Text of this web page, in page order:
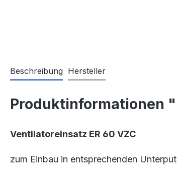
Beschreibung Hersteller
Produktinformationen
Ventilatoreinsatz ER 60 VZC
zum Einbau in entsprechenden